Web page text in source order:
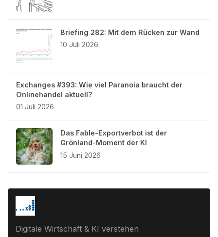
Briefing 282: Mit dem Rücken zur Wand
10 Juli 2026
Exchanges #393: Wie viel Paranoia braucht der
Onlinehandel aktuell?
01 Juli 2026
Das Fable-Exportverbot ist der
Grönland-Moment der KI
15 Juni 2026
Digitale Wirtschaft & KI verstehen